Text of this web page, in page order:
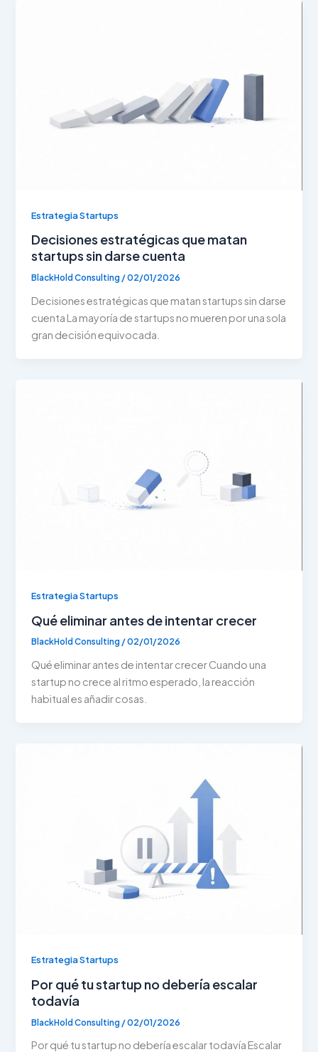
Estrategia Startups
Decisiones estratégicas que matan
startups sin darse cuenta
BlackHold Consulting /02/01/2026
Decisiones estratégicas que matan startups sin darse
cuenta La mayoría de startups no mueren por una sola
gran decisión equivocada.
Estrategia Startups
Qué eliminar antes de intentar crecer
BlackHold Consulting /02/01/2026
Qué eliminar antes de intentar crecer Cuando una
startup no crece al ritmo esperado, la reacción
habitual es añadir cosas.
Estrategia Startups
Por qué tu startup no debería escalar
todavía
BlackHold Consulting /02/01/2026
Por qué tu startup no debería escalar todavía Escalar